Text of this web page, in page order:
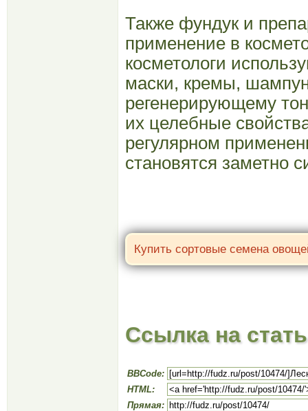
Также фундук и
применение в
косметологи
маски, кремы,
регенерирующему
их целебные
регулярном
становятся заметно
Ссылка на
BBCode:
HTML:
Прямая: